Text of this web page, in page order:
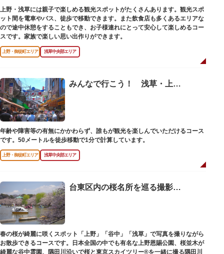
上野・浅草には親子で楽しめる観光スポットがたくさんあります。観光スポ
ット間を電車やバス、徒歩で移動できます。また飲食店も多くあるエリアな
ので途中休憩をすることもでき、お子様連れにとって安心して楽しめるコー
スです。家族で楽しい思い出作りができます。
上野・御徒町エリア 浅草中央部エリア
みんなで行こう！ 浅草・上野ユニバーサルツーリズムコース【日帰り】
年齢や障害等の有無にかかわらず、誰もが観光を楽しんでいただけるコース
です。50メートルを徒歩移動で1分で計算しています。
上野・御徒町エリア 浅草中央部エリア
台東区内の桜名所を巡る撮影散歩コース【徒歩＆電車・日帰り】
春の桜が綺麗に咲くスポット「上野」「谷中」「浅草」で写真を撮りながら
お散歩できるコースです。日本全国の中でも有名な上野恩賜公園、桜並木が
綺麗な谷中霊園、隅田川沿いで桜と東京スカイツリー®を一緒に撮る隅田川